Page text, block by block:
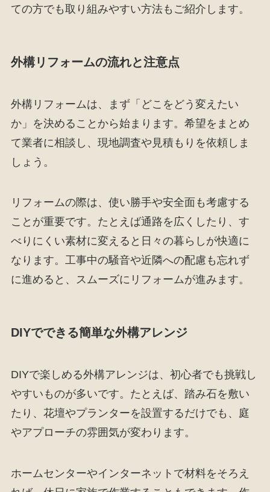
ての方でも取り組みやすい方法もご紹介します。
外構リフォームの流れと注意点
外構リフォームは、まず「どこをどう変えたい
か」を決めることから始まります。希望をまとめ
て業者に相談し、現地調査や見積もりを依頼しま
しょう。
リフォームの際は、使い勝手や安全面も考慮する
ことが重要です。たとえば通路を広くしたり、す
べりにくい素材に変えると日々の暮らしが快適に
なります。工事中の騒音や近隣への配慮も忘れず
に進めると、スムーズにリフォームが進みます。
DIYでできる簡単な外構アレンジ
DIYで楽しめる外構アレンジは、初心者でも挑戦し
やすいものが多いです。たとえば、踏み石を敷い
たり、花壇やプランターを設置するだけでも、庭
やアプローチの雰囲気が変わります。
ホームセンターやインターネットで材料をそろえ